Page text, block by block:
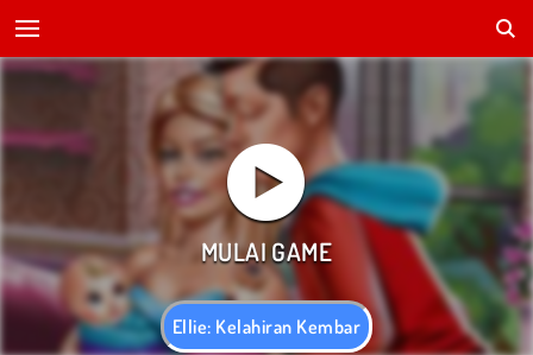
Ellie: Kelahiran Kembar